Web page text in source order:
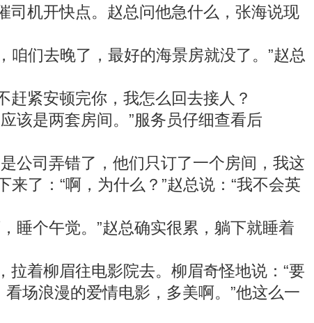
机开快点。赵总问他急什么，张海说现
们去晚了，最好的海景房就没了。”赵总
紧安顿完你，我怎么回去接人？
是两套房间。”服务员仔细查看后
司弄错了，他们只订了一个房间，我这
了：“啊，为什么？”赵总说：“我不会英
个午觉。”赵总确实很累，躺下就睡着
着柳眉往电影院去。柳眉奇怪地说：“要
场浪漫的爱情电影，多美啊。”他这么一